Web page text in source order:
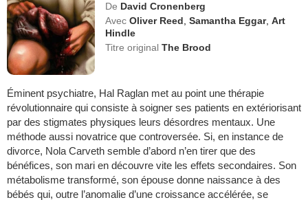
De David Cronenberg
Avec Oliver Reed ,Samantha Eggar,Art
Hindle
Titre originalThe Brood
Éminent psychiatre, Hal Raglan met au point une thérapie
révolutionnaire qui consiste à soigner ses patients en extériorisant
par des stigmates physiques leurs désordres mentaux. Une
méthode aussi novatrice que controversée. Si, en instance de
divorce, Nola Carveth semble d’abord n’en tirer que des
bénéfices, son mari en découvre vite les effets secondaires. Son
métabolisme transformé, son épouse donne naissance à des
bébés qui, outre l’anomalie d’une croissance accélérée, se